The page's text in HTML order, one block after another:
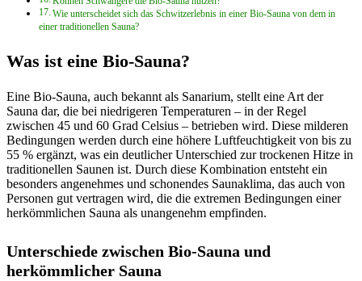
Wie unterscheidet sich das Schwitzerlebnis in einer Bio-Sauna von dem in
einer traditionellen Sauna?
Was ist eine Bio-Sauna?
Eine Bio-Sauna, auch bekannt als Sanarium, stellt eine Art der
Sauna dar, die bei niedrigeren Temperaturen – in der Regel
zwischen 45 und 60 Grad Celsius – betrieben wird. Diese milderen
Bedingungen werden durch eine höhere Luftfeuchtigkeit von bis zu
55 % ergänzt, was ein deutlicher Unterschied zur trockenen Hitze in
traditionellen Saunen ist. Durch diese Kombination entsteht ein
besonders angenehmes und schonendes Saunaklima, das auch von
Personen gut vertragen wird, die die extremen Bedingungen einer
herkömmlichen Sauna als unangenehm empfinden.
Unterschiede zwischen Bio-Sauna und
herkömmlicher Sauna